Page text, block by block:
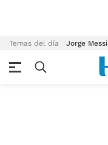
Temas del día Jorge Messi